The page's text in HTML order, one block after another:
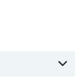
in de
is bij reizigers!